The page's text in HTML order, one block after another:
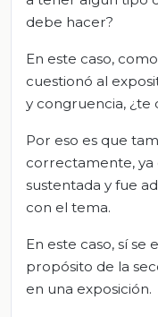
debe hacer?
En este caso,
cuestionó al
y congruencia, ¿te
Por eso es que
correctamente, ya
sustentada y fue
con el tema.
En este caso, sí
propósito de la
en una exposición.